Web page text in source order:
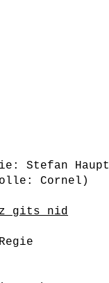
Stefan Haupt
Cornel)
gits nid